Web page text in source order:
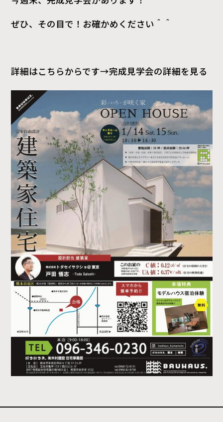
ぜひ、その目で！お確かめください＾＾
詳細はこちらからです→完成見学会の詳細を見る